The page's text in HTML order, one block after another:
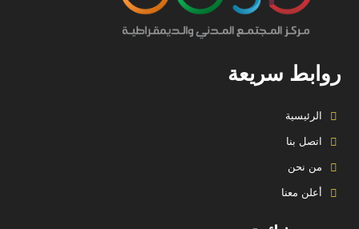
روابط سريعة
الرئيسية
اتصل بنا
من نحن
أعلن معنا